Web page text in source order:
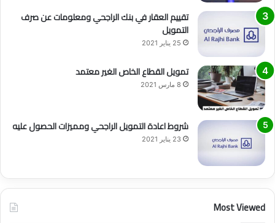
تقييم العقار في بنك الراجحي ومعلومات عن صرف
التمويل
25 يناير 2021
تمويل القطاع الخاص الغير معتمد
8 مارس 2021
شروط اعادة التمويل الراجحي ومميزات الحصول عليه
23 يناير 2021
Most Viewed